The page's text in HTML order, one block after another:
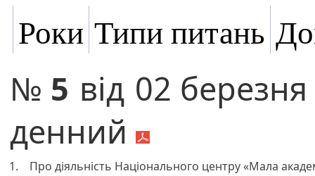
Роки Типи питань
№ 5 від 02
денний
1. Про діяльність Національного центру «Мала